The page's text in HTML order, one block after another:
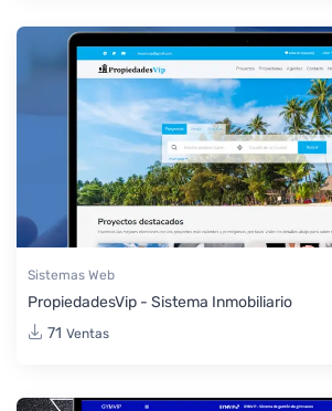
Sistemas Web
PropiedadesVip - Sistema Inmobiliario
71 Ventas